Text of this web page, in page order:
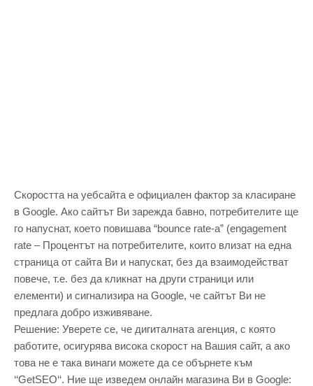
Скоростта на уебсайта е официален фактор за класиране
в Google. Ако сайтът Ви зарежда бавно, потребителите ще
го напуснат, което повишава “bounce rate-а” (engagement
rate – Процентът на потребителите, които влизат на една
страница от сайта Ви и напускат, без да взаимодействат
повече, т.е. без да кликнат на други страници или
елементи) и сигнализира на Google, че сайтът Ви не
предлага добро изживяване.
Решение: Уверете се, че дигиталната агенция, с която
работите, осигурява висока скорост на Вашия сайт, а ако
това не е така винаги можете да се обърнете към
‘‘GetSEO‘‘. Ние ще изведем онлайн магазина Ви в Google: